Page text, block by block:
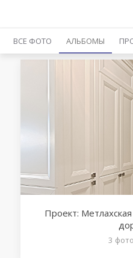
ВСЕ ФОТО АЛЬБОМЫ
Проект:
3